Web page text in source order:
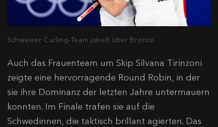
Schweizer Curling-Team jubelt über Bronze.
Auch das Frauenteam um Skip Silvana Tirinzoni
zeigte eine hervorragende Round Robin, in der
sie ihre Dominanz der letzten Jahre untermauern
konnten. Im Finale trafen sie auf die
Schwedinnen, die taktisch brillant agierten. Das